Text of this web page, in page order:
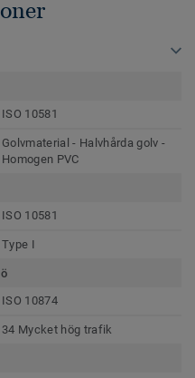
ISO 10581
Golvmaterial - Halvhårda golv -
Homogen PVC
ISO 10581
Type I
ISO 10874
34 Mycket hög trafik